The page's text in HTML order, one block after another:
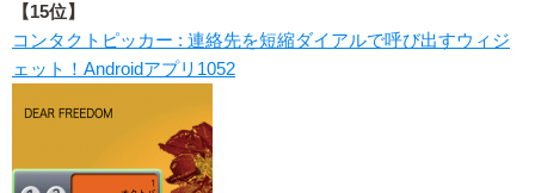
【15位】
コンタクトピッカー : 連絡先を短縮ダイアルで呼び出すウィジ
ェット！Androidアプリ1052